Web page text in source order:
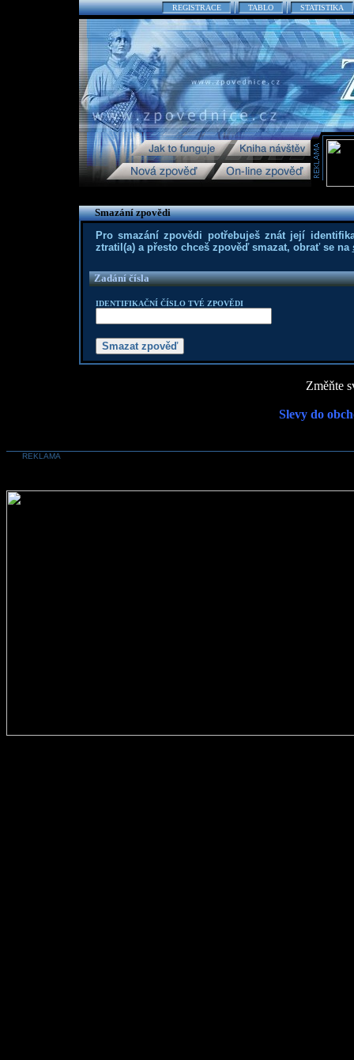
REGISTRACE TABLO STATISTIKA
Smazání zpovědi
Pro smazání zpovědi potřebuješ znát její
ztratil(a) a přesto chceš zpověď smazat, obrať se na
Zadání čísla
IDENTIFIKAČNÍ ČÍSLO TVÉ ZPOVĚDI
Změňte
Slevy do
REKLAMA